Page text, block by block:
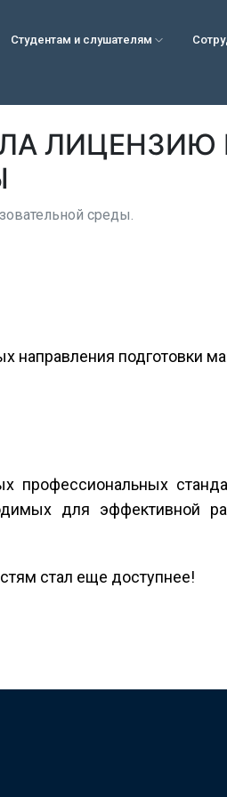
Студентам и слушателям
ЛИЦЕНЗИЮ
среды.
направления подготовки
для эффективной
стал еще доступнее!